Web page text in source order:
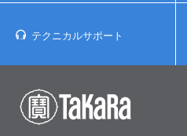
テクニカルサポート